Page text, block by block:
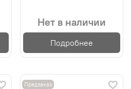
Нет в наличии
Подробнее
Предзаказ